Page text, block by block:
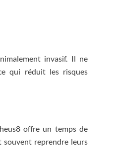
invasif. Il ne
qui réduit les risques
offre un temps de
souvent reprendre leurs